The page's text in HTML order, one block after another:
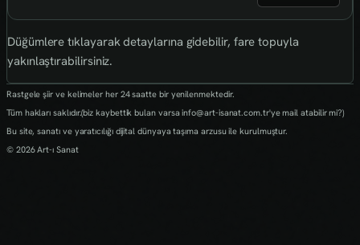
Düğümlere tıklayarak detaylarına gidebilir, fare topuyla
yakınlaştırabilirsiniz.
Rastgele şiir ve kelimeler her 24 saatte bir yenilenmektedir.
Tüm hakları saklıdır.(biz kaybettik bulan varsa info@art-isanat.com.tr'ye mail atabilir mi?)
Bu site, sanatı ve yaratıcılığı dijital dünyaya taşıma arzusu ile kurulmuştur.
© 2026 Art-ı Sanat